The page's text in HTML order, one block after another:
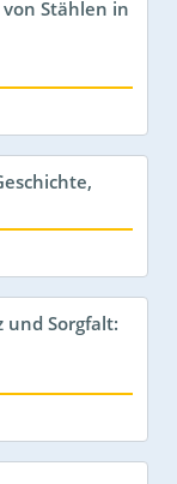
Stählen in
und Sorgfalt: